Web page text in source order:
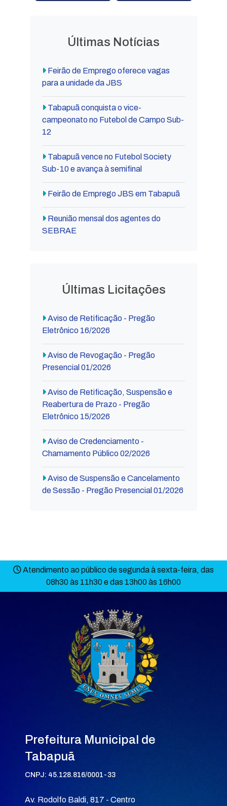
Últimas Notícias
Feirão de Emprego oferece vagas
para a unidade da JBS
Tabapuã conquista o vice-
campeonato no Futebol de Campo Sub-
12
Tabapuã vence no Futebol Society
Sub-10 e avança à semifinal
Feirão de Emprego JBS em Tabapuã
Reunião mensal dos agentes do
SEBRAE
Últimas Licitações
Aviso de Retificação - Pregão
Eletrônico 16/2026
Aviso de Revogação - Pregão
Presencial 01/2026
Aviso de Retificação, Suspensão e
Reabertura de Prazo - Pregão
Eletrônico 15/2026
Aviso de Credenciamento -
Chamamento Público 02/2026
Aviso de Suspensão e Cancelamento
de Sessão - Pregão Presencial 01/2026
Atendimento ao público de segunda à sexta-feira, das
08h30 às 11h30 e das 13h00 às 16h00
Prefeitura Municipal de
Tabapuã
CNPJ: 45.128.816/0001-33
Av. Rodolfo Baldi, 817 - Centro